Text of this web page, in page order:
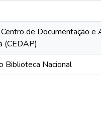
de Documentação e
(CEDAP)
Biblioteca Nacional